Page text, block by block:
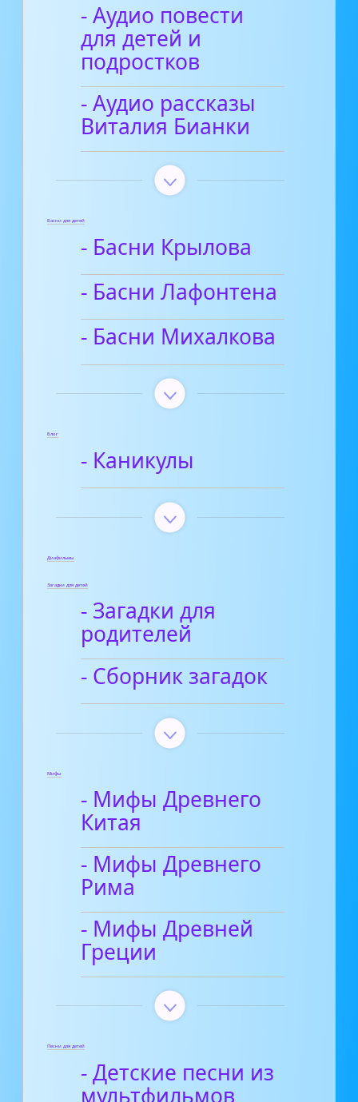
- Аудио повести
для детей и
подростков
- Аудио рассказы
Виталия Бианки
Басни для детей
- Басни Крылова
- Басни Лафонтена
- Басни Михалкова
Блог
- Каникулы
Диафильмы
Загадки для детей
- Загадки для
родителей
- Сборник загадок
Мифы
- Мифы Древнего
Китая
- Мифы Древнего
Рима
- Мифы Древней
Греции
Песни для детей
- Детские песни из
мультфильмов